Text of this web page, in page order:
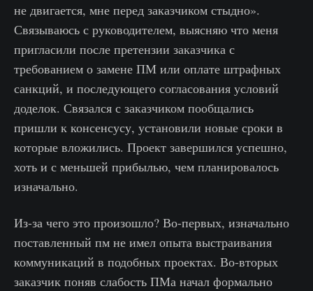
не двигается, мне перед заказчиком стыдно».
Связываюсь с руководителем, выясняю что меня
пригласили после претензии заказчика с
требованием о замене ПМ или оплате штрафных
санкций, и последующего согласования условий
доделок. Связался с заказчиком пообщались
пришли к консенсусу, установили новые сроки в
которые вложились. Проект завершился успешно,
хоть и с меньшей прибылью, чем планировалось
изначально.
Из-за чего это произошло? Во-первых, изначально
поставленный пм не имел опыта выстраивания
коммуникаций в подобных проектах. Во-вторых
заказчик поняв слабость ПМа начал формально